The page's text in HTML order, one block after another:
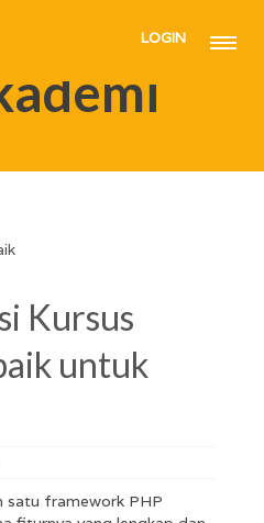
LOGIN
Kursus
untuk
satu framework PHP